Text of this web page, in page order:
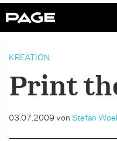
KREATION
Print
03.07.2009 von Stefan